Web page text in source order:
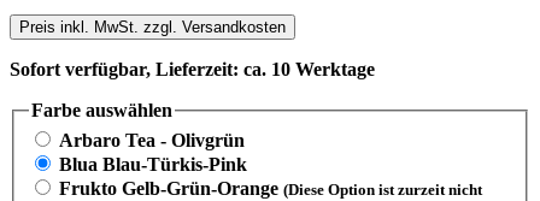
Preis inkl. MwSt. zzgl. Versandkosten
Sofort verfügbar, Lieferzeit: ca. 10 Werktage
Farbe auswählen
Arbaro Tea - Olivgrün
Blua Blau-Türkis-Pink
Frukto Gelb-Grün-Orange (Diese Option ist zurzeit nicht